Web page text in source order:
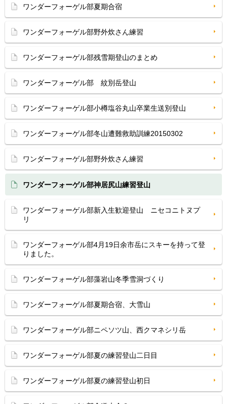
ワンダーフォーゲル部夏期合宿
ワンダーフォーゲル部野外炊さん練習
ワンダーフォーゲル部残雪期登山のまとめ
ワンダーフォーゲル部 紋別岳登山
ワンダーフォーゲル部小樽塩谷丸山卒業生送別登山
ワンダーフォーゲル部冬山遭難救助訓練20150302
ワンダーフォーゲル部野外炊さん練習
ワンダーフォーゲル部神居尻山練習登山
ワンダーフォーゲル部新入生歓迎登山 ニセコニトヌプ
リ
ワンダーフォーゲル部4月19日余市岳にスキーを持って登
りました。
ワンダーフォーゲル部藻岩山冬季雪洞づくり
ワンダーフォーゲル部夏期合宿、大雪山
ワンダーフォーゲル部ニペソツ山、西クマネシリ岳
ワンダーフォーゲル部夏の練習登山二日目
ワンダーフォーゲル部夏の練習登山初日